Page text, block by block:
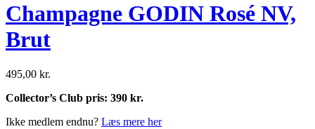
Champagne GODIN Rosé NV,
Brut
495,00 kr.
Collector’s Club pris: 390 kr.
Ikke medlem endnu? Læs mere her